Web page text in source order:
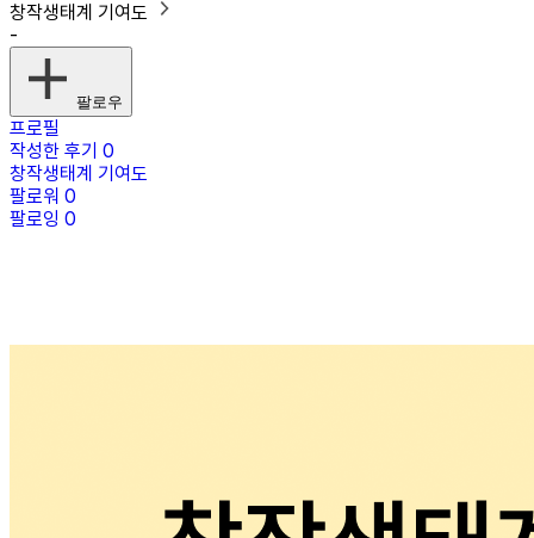
창작생태계 기여도
-
팔로우
프로필
작성한 후기 0
창작생태계 기여도
팔로워 0
팔로잉 0